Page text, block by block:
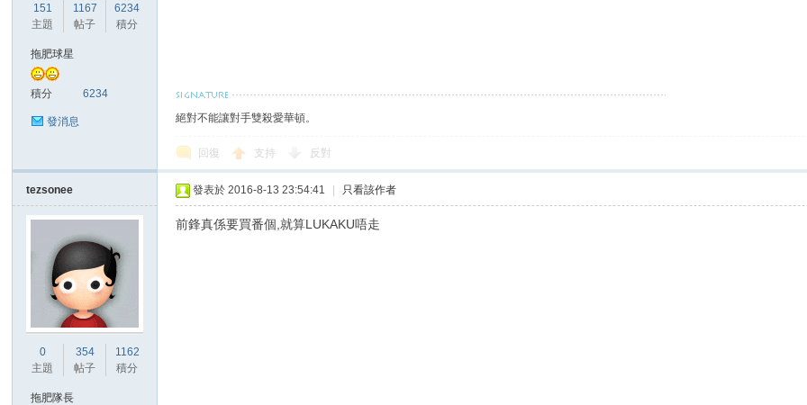
151
主題
1167
帖子
6234
積分
拖肥球星
積分 6234
發消息 絕對不能讓對手雙殺愛華頓。
回復 支持 反對
tezsonee
0
主題
354
帖子
1162
積分
拖肥隊長
發表於 2016-8-13 23:54:41 只看該作者
前鋒真係要買番個,就算LUKAKU唔走